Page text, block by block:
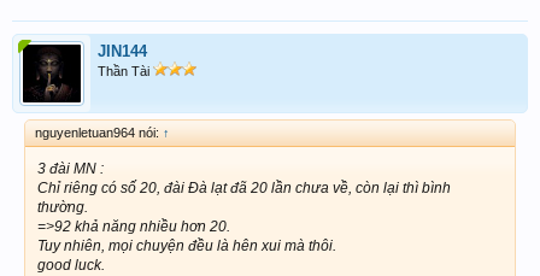
JIN144
Thần Tài
nguyenletuan964 nói: ↑
3 đài MN :
Chỉ riêng có số 20, đài Đà lạt đã 20 lần chưa về, còn lại thì bình
thường.
=>92 khả năng nhiều hơn 20.
Tuy nhiên, mọi chuyện đều là hên xui mà thôi.
good luck.